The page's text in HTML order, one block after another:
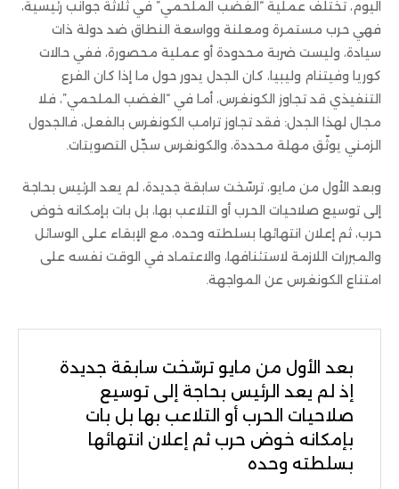
اليوم، تختلف عملية “الغضب الملحمي” في ثلاثة جوانب رئيسية،
فهي حرب مستمرة ومعلنة وواسعة النطاق ضد دولة ذات
سيادة، وليست ضربة محدودة أو عملية محصورة، ففي حالات
كوريا وفيتنام وليبيا، كان الجدل يدور حول ما إذا كان الفرع
التنفيذي قد تجاوز الكونغرس، أما في “الغضب الملحمي”، فلا
مجال لهذا الجدل: فقد تجاوز ترامب الكونغرس بالفعل، فالجدول
الزمني يوثّق مهلة محددة، والكونغرس سجّل التصويتات.
وبعد الأول من مايو، ترسّخت سابقة جديدة، لم يعد الرئيس بحاجة
إلى توسيع صلاحيات الحرب أو التلاعب بها، بل بات بإمكانه خوض
حرب، ثم إعلان انتهائها بسلطته وحده، مع الإبقاء على الوسائل
والمبررات اللازمة لاستئنافها، والاعتماد في الوقت نفسه على
امتناع الكونغرس عن المواجهة.
بعد الأول من مايو ترسّخت سابقة جديدة
إذ لم يعد الرئيس بحاجة إلى توسيع
صلاحيات الحرب أو التلاعب بها بل بات
بإمكانه خوض حرب ثم إعلان انتهائها
بسلطته وحده